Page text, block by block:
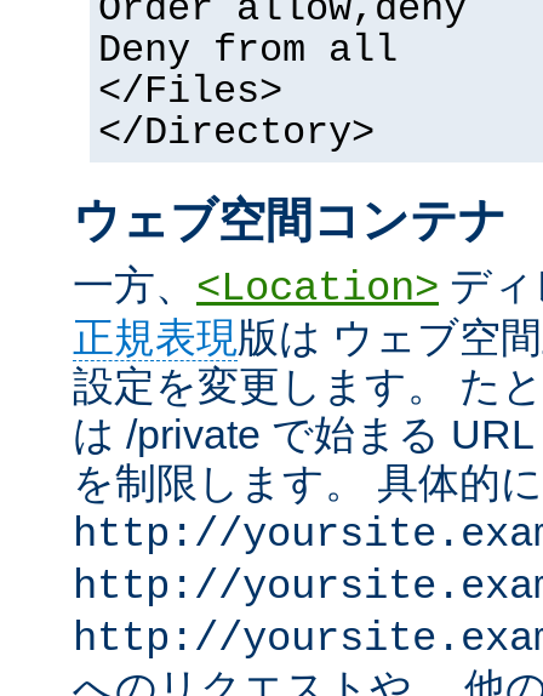
Order allow,deny
Deny from all
</Files>
</Directory>
ウェブ空間コンテナ
一方、 <Location> デ
正規表現版は ウェブ空
設定を変更します。 た
は /private で始まる
を制限します。 具体的
http://
http://
http://